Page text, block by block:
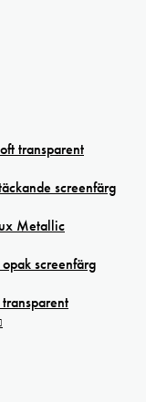
transparent
screenfärg
Metallic
screenfärg